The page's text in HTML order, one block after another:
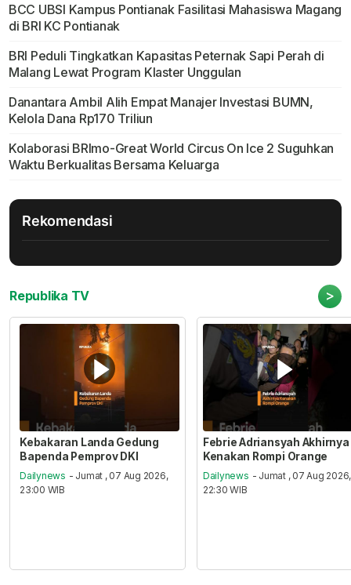
BCC UBSI Kampus Pontianak Fasilitasi Mahasiswa Magang
di BRI KC Pontianak
BRI Peduli Tingkatkan Kapasitas Peternak Sapi Perah di
Malang Lewat Program Klaster Unggulan
Danantara Ambil Alih Empat Manajer Investasi BUMN,
Kelola Dana Rp170 Triliun
Kolaborasi BRImo-Great World Circus On Ice 2 Suguhkan
Waktu Berkualitas Bersama Keluarga
Rekomendasi
Republika TV >
Kebakaran Landa Gedung
Bapenda Pemprov DKI
Dailynews - Jumat , 07 Aug 2026,
23:00 WIB
Febrie Adriansyah Akhirnya
Kenakan Rompi Orange
Dailynews - Jumat , 07 Aug 2026,
22:30 WIB